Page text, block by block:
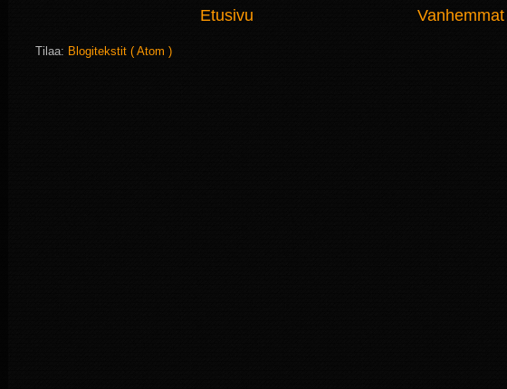
Etusivu
Tilaa: Blogitekstit ( Atom )